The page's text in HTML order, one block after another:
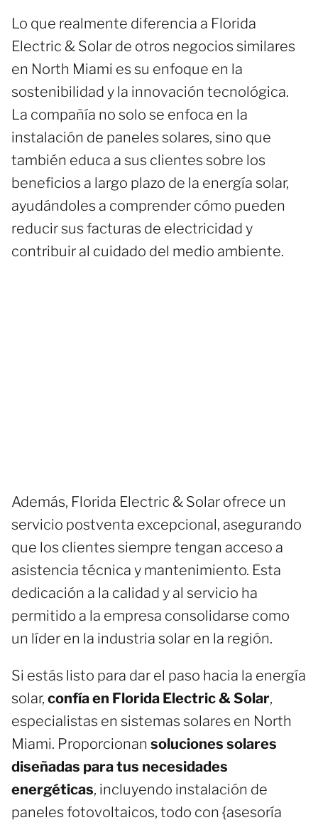
Lo que realmente diferencia a Florida
Electric & Solar de otros negocios similares
en North Miami es su enfoque en la
sostenibilidad y la innovación tecnológica.
La compañía no solo se enfoca en la
instalación de paneles solares, sino que
también educa a sus clientes sobre los
beneficios a largo plazo de la energía solar,
ayudándoles a comprender cómo pueden
reducir sus facturas de electricidad y
contribuir al cuidado del medio ambiente.
Además, Florida Electric & Solar ofrece un
servicio postventa excepcional, asegurando
que los clientes siempre tengan acceso a
asistencia técnica y mantenimiento. Esta
dedicación a la calidad y al servicio ha
permitido a la empresa consolidarse como
un líder en la industria solar en la región.
Si estás listo para dar el paso hacia la energía
solar, confía en Florida Electric & Solar,
especialistas en sistemas solares en North
Miami. Proporcionan soluciones solares
diseñadas para tus necesidades
energéticas, incluyendo instalación de
paneles fotovoltaicos, todo con {asesoría